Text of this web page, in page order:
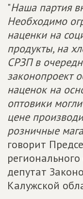
"Наша партия
Необходимо
наценки на
продукты, на
СРЗП в
законопроект
наценок на
оптовики
цене
розничные
говорит
депутат
Калужской